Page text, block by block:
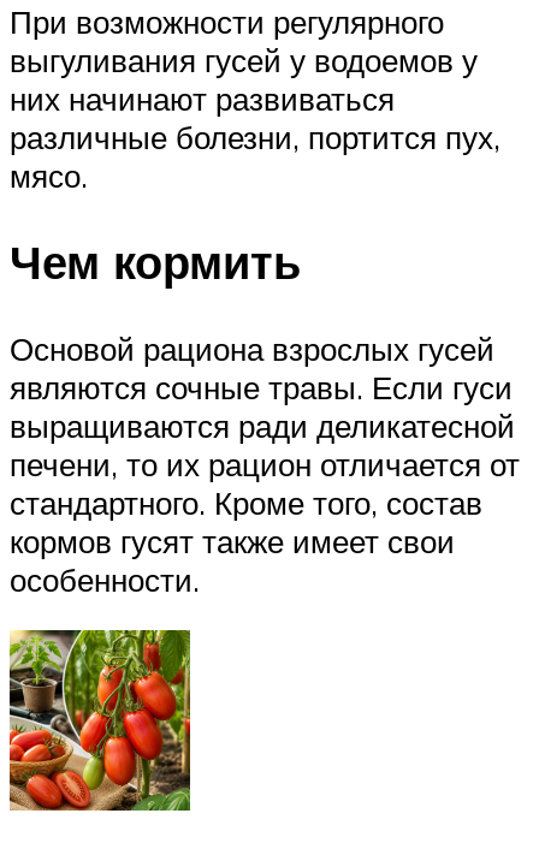
При возможности регулярного
выгуливания гусей у водоемов у
них начинают развиваться
различные болезни, портится пух,
мясо.
Чем кормить
Основой рациона взрослых гусей
являются сочные травы. Если гуси
выращиваются ради деликатесной
печени, то их рацион отличается от
стандартного. Кроме того, состав
кормов гусят также имеет свои
особенности.